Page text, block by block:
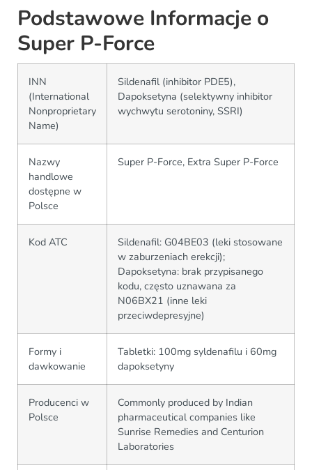
Podstawowe Informacje o
Super P-Force
INN
(International
Nonproprietary
Name)
Sildenafil (inhibitor PDE5),
Dapoksetyna (selektywny inhibitor
wychwytu serotoniny, SSRI)
Nazwy
handlowe
dostępne w
Polsce
Super P-Force, Extra Super P-Force
Kod ATC
Sildenafil: G04BE03 (leki stosowane
w zaburzeniach erekcji);
Dapoksetyna: brak przypisanego
kodu, często uznawana za
N06BX21 (inne leki
przeciwdepresyjne)
Formy i
dawkowanie
Tabletki: 100mg syldenafilu i 60mg
dapoksetyny
Producenci w
Polsce
Commonly produced by Indian
pharmaceutical companies like
Sunrise Remedies and Centurion
Laboratories